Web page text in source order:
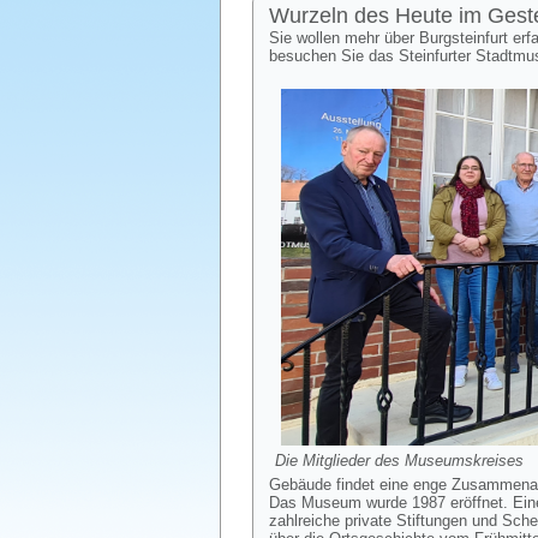
Wurzeln des Heute im
Sie wollen mehr über Burgsteinfurt
besuchen Sie das Steinfurter
Die Mitglieder des Museumskreises
Gebäude findet eine enge
Das Museum wurde 1987 eröffnet.
zahlreiche private Stiftungen und